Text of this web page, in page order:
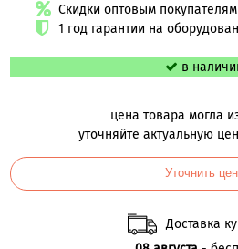
Скидки оптовым покупателям
1 год гарантии на
в
цена товара могла
уточняйте актуальную
Уточнить
Доставка